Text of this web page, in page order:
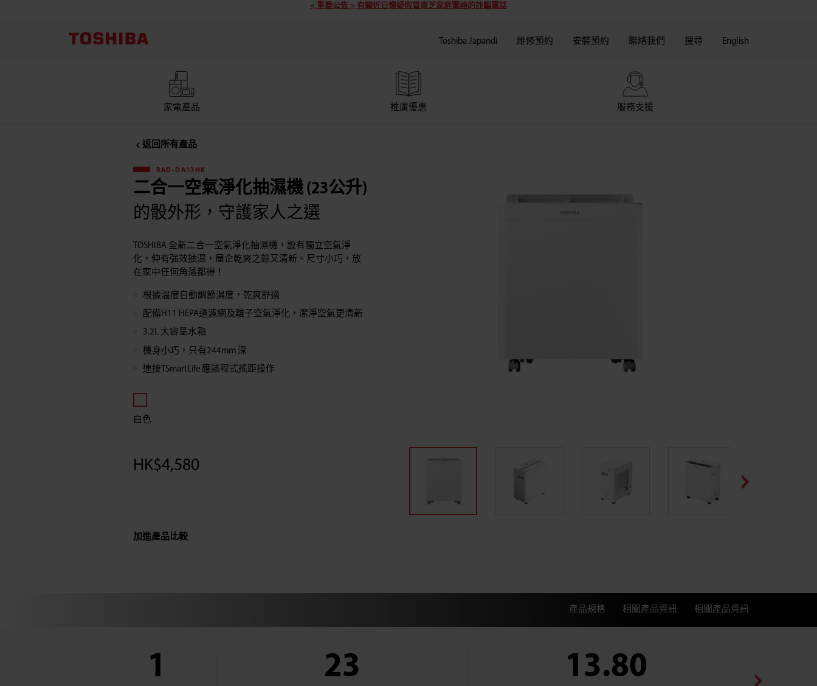
< 重要公告 > 有關近日懷疑假冒東芝家庭電器的詐騙電話
家電產品 推廣優惠 服務支援
Toshiba Japandi 維修預約 安裝預約 聯絡我們 搜尋 English
返回所有產品
RAD-DA13HK
二合一空氣淨化抽濕機 (23公升)
的骰外形，守護家人之選
TOSHIBA 全新二合一空氣淨化抽濕機，設有獨立空氣淨
化，仲有強效抽濕，屋企乾爽之餘又清新。尺寸小巧，放
在家中任何角落都得！
根據溫度自動調節濕度，乾爽舒適​
配備H11 HEPA過濾網及離子空氣淨化，潔淨空氣更清新​
3.2L 大容量水箱​
機身小巧，只有244mm 深
連接TSmartLife 應該程式搖距操作
白色
HK$4,580
加進產品比較
產品規格 相關產品資訊 相關產品資訊
1 23 13.80